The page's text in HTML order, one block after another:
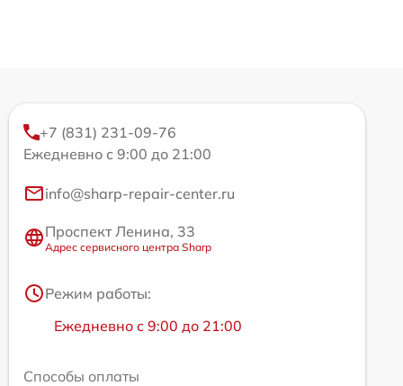
+7 (831) 231-09-76
Ежедневно с 9:00 до 21:00
info@sharp-repair-center.ru
Проспект Ленина, 33
Адрес сервисного центра Sharp
Режим работы:
Ежедневно с 9:00 до 21:00
Способы оплаты